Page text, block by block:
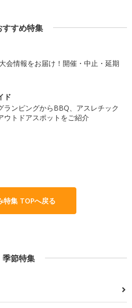
すすめ特集
会情報をお届け！開催・中止・延期
ド
ランピングからBBQ、アスレチック
ウトドアスポットをご紹介
特集 TOPへ戻る
季節特集